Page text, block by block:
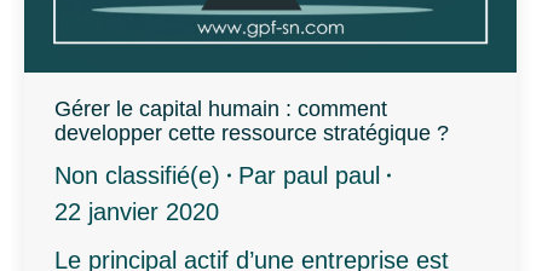
Gérer le capital humain : comment
developper cette ressource stratégique ?
Non classifié(e) Par paul paul
22 janvier 2020
Le principal actif d’une entreprise est